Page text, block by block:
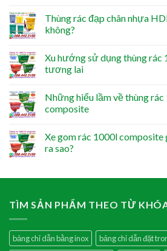
Thùng rác đạp chân nhựa
không?
Xu hướng sử dụng thùng
tương lai
Những hiểu lầm về thùng
composite
Xe gom rác 1000l composite
ra sao?
TÌM SẢN PHẨM THEO TỪ
bảng chỉ dẫn bằng inox
bảng chỉ dẫn đặt